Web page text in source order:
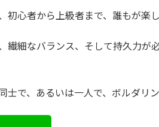
初心者から上級者まで、誰もが楽
繊細なバランス、そして持久力が
士で、あるいは一人で、ボルダリ